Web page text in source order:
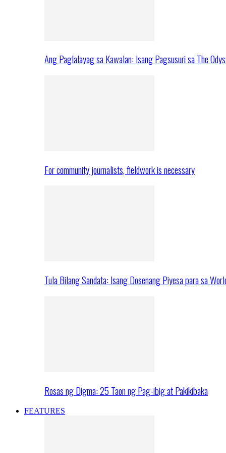
Ang Paglalayag sa Kawalan: Isang Pagsusuri sa The
For community journalists, fieldwork is necessary
Tula Bilang Sandata: Isang Dosenang Piyesa para sa
Rosas ng Digma: 25 Taon ng Pag-ibig at Pakikibaka
FEATURES